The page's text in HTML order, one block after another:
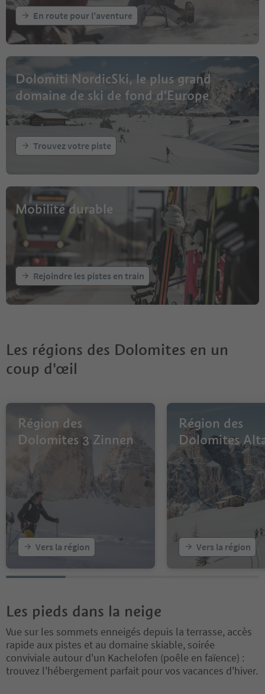
En route pour l'aventure
Dolomiti NordicSki, le plus grand
domaine de ski de fond d'Europe
Trouvez votre piste
Mobilité durable
Rejoindre les pistes en train
Les régions des Dolomites en un
coup d'œil
Région des
Dolomites 3 Zinnen
Vers la région
Région des
Dolomites
Vers la région
Les pieds dans la neige
Vue sur les sommets enneigés depuis la terrasse, accès
rapide aux pistes et au domaine skiable, soirée
conviviale autour d'un Kachelofen (poêle en faïence) :
trouvez l'hébergement parfait pour vos vacances d'hiver.